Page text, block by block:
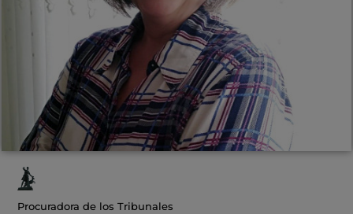
Procuradora de los Tribunales